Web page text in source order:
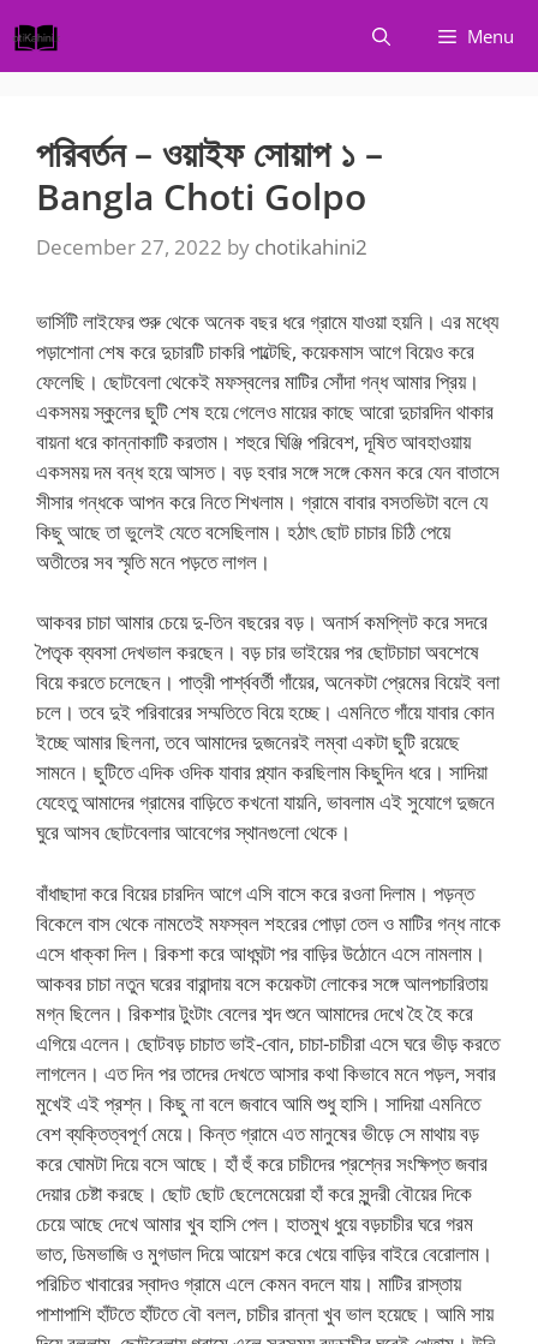
to
content
Menu
পরিবর্তন – ওয়াইফ সোয়াপ ১ –
Bangla Choti Golpo
December 27, 2022 by chotikahini2
ভার্সিটি লাইফের শুরু থেকে অনেক বছর ধরে গ্রামে যাওয়া হয়নি। এর মধ্যে
পড়াশোনা শেষ করে দুচারটি চাকরি পাল্টেছি, কয়েকমাস আগে বিয়েও করে
ফেলেছি। ছোটবেলা থেকেই মফস্বলের মাটির সোঁদা গন্ধ আমার প্রিয়।
একসময় স্কুলের ছুটি শেষ হয়ে গেলেও মায়ের কাছে আরো দুচারদিন থাকার
বায়না ধরে কান্নাকাটি করতাম। শহুরে ঘিঞ্জি পরিবেশ, দূষিত আবহাওয়ায়
একসময় দম বন্ধ হয়ে আসত। বড় হবার সঙ্গে সঙ্গে কেমন করে যেন বাতাসে
সীসার গন্ধকে আপন করে নিতে শিখলাম। গ্রামে বাবার বসতভিটা বলে যে
কিছু আছে তা ভুলেই যেতে বসেছিলাম। হঠাৎ ছোট চাচার চিঠি পেয়ে
অতীতের সব স্মৃতি মনে পড়তে লাগল।
আকবর চাচা আমার চেয়ে দু-তিন বছরের বড়। অনার্স কমপ্লিট করে সদরে
পৈতৃক ব্যবসা দেখভাল করছেন। বড় চার ভাইয়ের পর ছোটচাচা অবশেষে
বিয়ে করতে চলেছেন। পাত্রী পার্শ্ববর্তী গাঁয়ের, অনেকটা প্রেমের বিয়েই বলা
চলে। তবে দুই পরিবারের সম্মতিতে বিয়ে হচ্ছে। এমনিতে গাঁয়ে যাবার কোন
ইচ্ছে আমার ছিলনা, তবে আমাদের দুজনেরই লম্বা একটা ছুটি রয়েছে
সামনে। ছুটিতে এদিক ওদিক যাবার প্ল্যান করছিলাম কিছুদিন ধরে। সাদিয়া
যেহেতু আমাদের গ্রামের বাড়িতে কখনো যায়নি, ভাবলাম এই সুযোগে দুজনে
ঘুরে আসব ছোটবেলার আবেগের স্থানগুলো থেকে।
বাঁধাছাদা করে বিয়ের চারদিন আগে এসি বাসে করে রওনা দিলাম। পড়ন্ত
বিকেলে বাস থেকে নামতেই মফস্বল শহরের পোড়া তেল ও মাটির গন্ধ নাকে
এসে ধাক্কা দিল। রিকশা করে আধঘন্টা পর বাড়ির উঠোনে এসে নামলাম।
আকবর চাচা নতুন ঘরের বারান্দায় বসে কয়েকটা লোকের সঙ্গে আলপচারিতায়
মগ্ন ছিলেন। রিকশার টুংটাং বেলের শব্দ শুনে আমাদের দেখে হৈ হৈ করে
এগিয়ে এলেন। ছোটবড় চাচাত ভাই-বোন, চাচা-চাচীরা এসে ঘরে ভীড় করতে
লাগলেন। এত দিন পর তাদের দেখতে আসার কথা কিভাবে মনে পড়ল, সবার
মুখেই এই প্রশ্ন। কিছু না বলে জবাবে আমি শুধু হাসি। সাদিয়া এমনিতে
বেশ ব্যক্তিত্বপূর্ণ মেয়ে। কিন্ত গ্রামে এত মানুষের ভীড়ে সে মাথায় বড়
করে ঘোমটা দিয়ে বসে আছে। হাঁ হুঁ করে চাচীদের প্রশ্নের সংক্ষিপ্ত জবার
দেয়ার চেষ্টা করছে। ছোট ছোট ছেলেমেয়েরা হাঁ করে সুন্দরী বৌয়ের দিকে
চেয়ে আছে দেখে আমার খুব হাসি পেল। হাতমুখ ধুয়ে বড়চাচীর ঘরে গরম
ভাত, ডিমভাজি ও মুগডাল দিয়ে আয়েশ করে খেয়ে বাড়ির বাইরে বেরোলাম।
পরিচিত খাবারের স্বাদও গ্রামে এলে কেমন বদলে যায়। মাটির রাস্তায়
পাশাপাশি হাঁটতে হাঁটতে বৌ বলল, চাচীর রান্না খুব ভাল হয়েছে। আমি সায়